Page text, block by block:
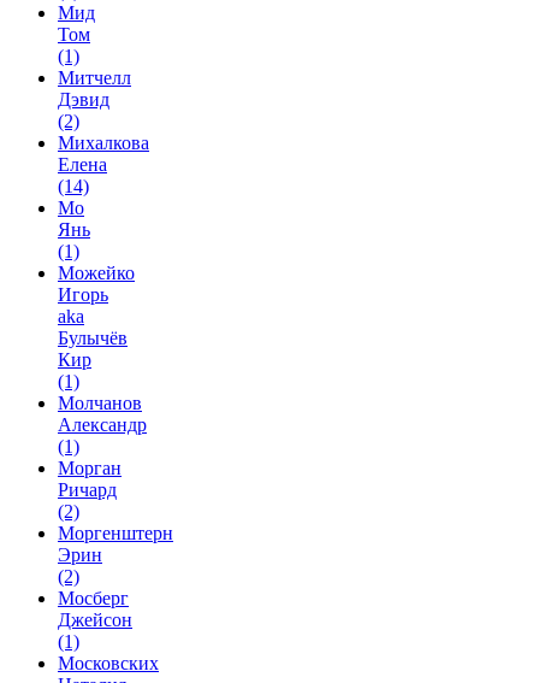
Мид
Том
(1)
Митчелл
Дэвид
(2)
Михалкова
Елена
(14)
Мо
Янь
(1)
Можейко
Игорь
aka
Булычёв
Кир
(1)
Молчанов
Александр
(1)
Морган
Ричард
(2)
Моргенштерн
Эрин
(2)
Мосберг
Джейсон
(1)
Московских